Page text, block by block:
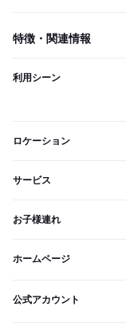
特徴・関連情報
利用シーン
ロケーション
サービス
お子様連れ
ホームページ
公式アカウント